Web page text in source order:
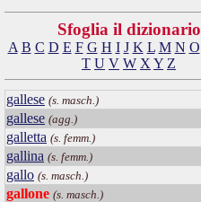
Sfoglia il dizionario
A B C D E F G H I J K L M N O
T U V W X Y Z
gallese (s. masch.)
gallese (agg.)
galletta (s. femm.)
gallina (s. femm.)
gallo (s. masch.)
gallone (s. masch.)